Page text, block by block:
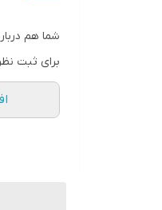
شما هم
برای ثبت